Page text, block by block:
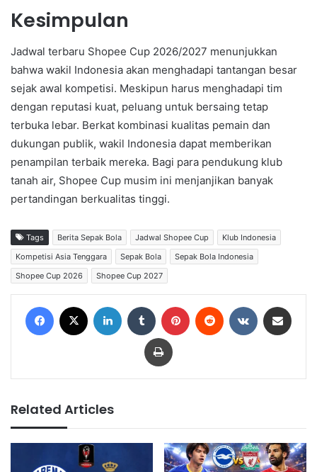
Kesimpulan
Jadwal terbaru Shopee Cup 2026/2027 menunjukkan
bahwa wakil Indonesia akan menghadapi tantangan besar
sejak awal kompetisi. Meskipun harus menghadapi tim
dengan reputasi kuat, peluang untuk bersaing tetap
terbuka lebar. Berkat kombinasi kualitas pemain dan
dukungan publik, wakil Indonesia dapat memberikan
penampilan terbaik mereka. Bagi para pendukung klub
tanah air, Shopee Cup musim ini menjanjikan banyak
pertandingan berkualitas tinggi.
Tags Berita Sepak Bola Jadwal Shopee Cup
Klub Indonesia
Kompetisi Asia Tenggara
Sepak Bola
Sepak Bola Indonesia
Shopee Cup 2026
Shopee Cup 2027
Print
Related Articles